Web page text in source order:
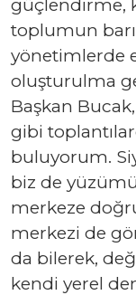
toplumun
yönetimlerde
oluşturulma
Başkan
gibi
buluyorum.
biz de
merkeze
merkezi de
da bilerek,
kendi yerel